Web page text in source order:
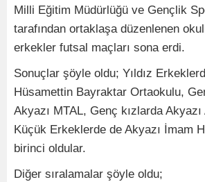
Milli Eğitim Müdürlüğü ve Gençlik
tarafından ortaklaşa düzenlenen
erkekler futsal maçları sona erdi.
Sonuçlar şöyle oldu; Yıldız
Hüsamettin Bayraktar Ortaokulu,
Akyazı MTAL, Genç kızlarda
Küçük Erkeklerde de Akyazı İmam
birinci oldular.
Diğer sıralamalar şöyle oldu;